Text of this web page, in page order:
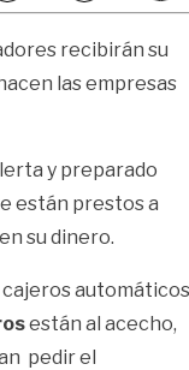
recibirán su
las empresas
y preparado
están prestos a
su dinero.
están al acecho,
pedir el